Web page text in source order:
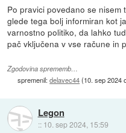
Po pravici povedano se
glede tega bolj informiran kot
varnostno politiko, da lahko
pač vključena v vse račune in
Zgodovina sprememb…
spremenil:delavec44(10. sep 2024
Legon
:: 10. sep 2024, 15:59